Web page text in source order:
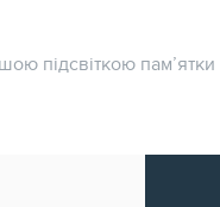
підсвіткою пам’ятки